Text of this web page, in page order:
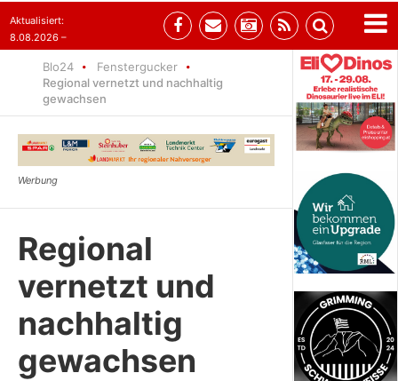
Aktualisiert:
8.08.2026 –
Blo24
Fenstergucker
Regional vernetzt und nachhaltig
gewachsen
Regional
vernetzt und
nachhaltig
gewachsen